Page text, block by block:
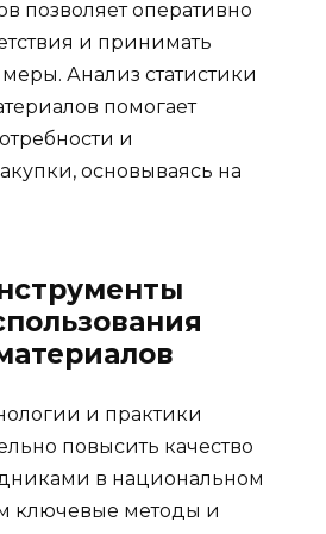
позволяет оперативно
и принимать
Анализ статистики
помогает
и
основываясь на
и практики
повысить качество
в национальном
ключевые методы и